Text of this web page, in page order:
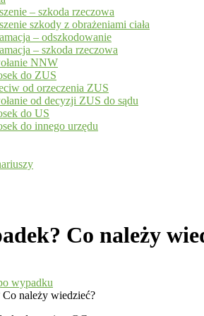
– szkoda rzeczowa
szkody z obrażeniami ciała
– odszkodowanie
– szkoda rzeczowa
NNW
do ZUS
od orzeczenia ZUS
od decyzji ZUS do sądu
do US
do innego urzędu
Co należy
wypadku
Co należy wiedzieć?